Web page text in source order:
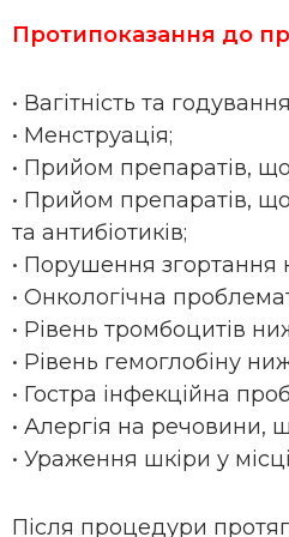
Протипоказання до
• Вагітність та
• Менструація;
• Прийом препаратів,
• Прийом препаратів,
та антибіотиків;
• Порушення згортання
• Онкологічна
• Рівень тромбоцитів
• Рівень гемоглобіну
• Гостра інфекційна
• Алергія на речовини,
• Ураження шкіри у
Після процедури